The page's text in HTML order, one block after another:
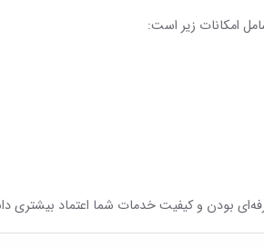
امکانات زیر است:
بودن و کیفیت خدمات شما اعتماد بیشتری